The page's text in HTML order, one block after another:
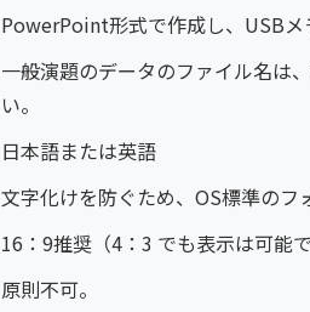
PowerPoint形式で作成し、USBメ
一般演題のデータのファイル名は
い。
日本語または英語
文字化けを防ぐため、OS標準のフ
16：9推奨（4：3 でも表示は可能で
原則不可。